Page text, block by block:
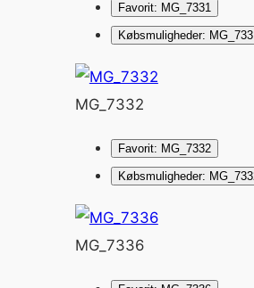
Favorit: MG_7331
Købsmuligheder:
MG_7332
Favorit: MG_7332
Købsmuligheder:
MG_7336